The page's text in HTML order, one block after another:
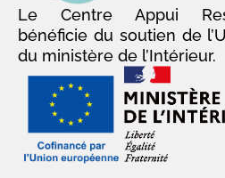
Le Centre Appui
bénéficie du soutien de
du ministère de l’Intérieur.